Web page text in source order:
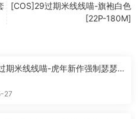
[COS]29过期米线线喵-旗袍白色
[22P-180M]
期米线线喵-虎年新作强制瑟瑟
27